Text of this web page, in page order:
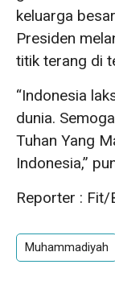
keluarga
Presiden
titik terang di
“Indonesia
dunia.
Tuhan Yang
Indonesia,”
Reporter : Fit/
Muhammadiyah